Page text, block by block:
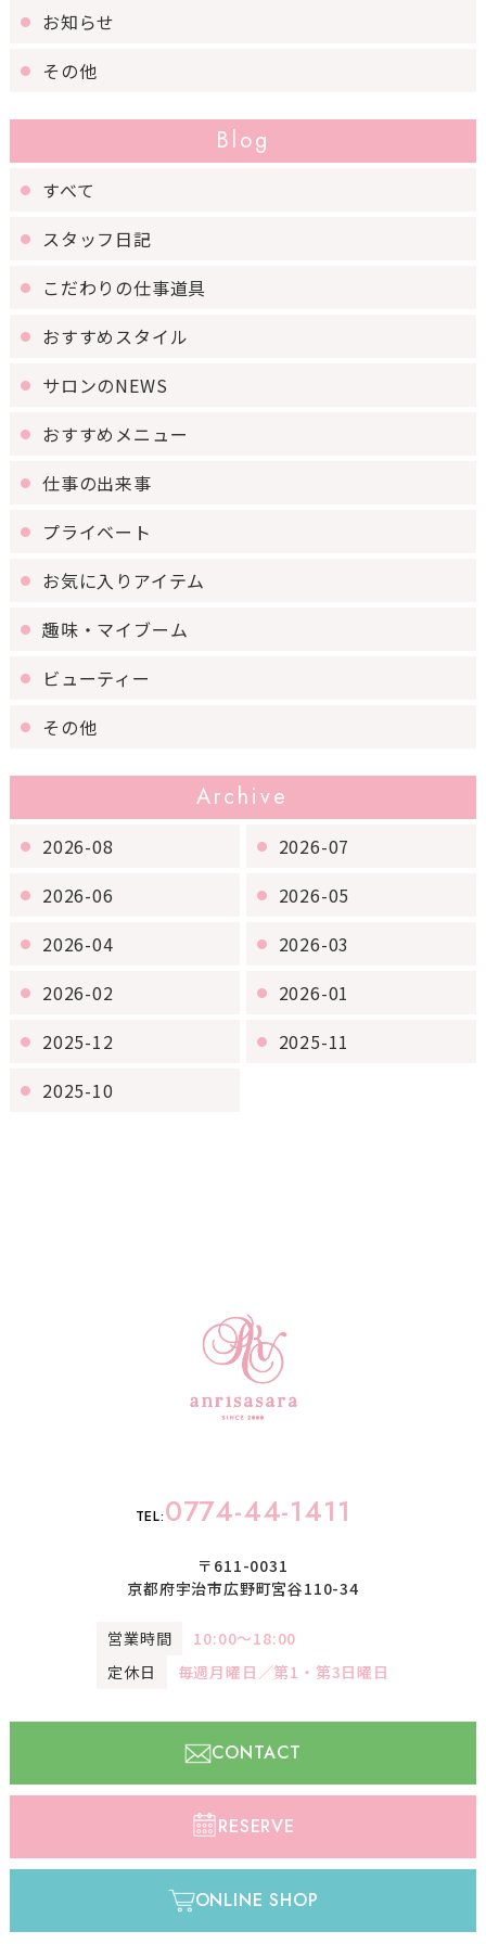
お知らせ
その他
Blog
すべて
スタッフ日記
こだわりの仕事道具
おすすめスタイル
サロンのNEWS
おすすめメニュー
仕事の出来事
プライベート
お気に入りアイテム
趣味・マイブーム
ビューティー
その他
Archive
2026-08
2026-07
2026-06
2026-05
2026-04
2026-03
2026-02
2026-01
2025-12
2025-11
2025-10
TEL:0774-44-1411
〒611-0031
京都府宇治市広野町宮谷110-34
営業時間
10:00〜18:00
定休日
毎週月曜日／第1・第3日曜日
CONTACT
RESERVE
ONLINE SHOP